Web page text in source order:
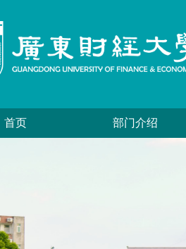
首页 部门介绍